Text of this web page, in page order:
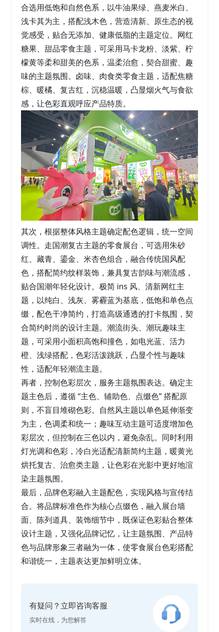
合选用低饱和自然色系，以牛油果绿、燕麦米白、
浅卡其为主，搭配浅木色，营造清新、原生态的视
觉感受，贴合无添加、健康低脂的主题定位。网红
糖果、甜品零食主题，可采用马卡龙粉、淡紫、柠
檬黄等柔和甜美的色系，温柔治愈，契合甜蜜、趣
味的主题氛围。卤味、肉食类零食主题，适配焦糖
棕、暖橘、复古红，沉稳温暖，凸显烟火气与食欲
感，让色彩直观呼应产品特质。
其次， 根据整体风格主题确定配色逻辑，统一空间
调性。走国潮复古主题的零食展台，可选用朱砂
红、藏青、鎏金、米杏色组合，融合传统国风配
色，搭配简约纹样装饰，兼具复古韵味与潮流感，
贴合国潮年轻化设计。极简 ins 风、清新网红主
题，以纯白、浅灰、雾霾蓝为基底，低饱和单色点
缀，配色干净简约，打造高级通透的打卡氛围，契
合简约时尚的设计主题。潮流街头、潮玩趣味主
题，可采用小面积高饱和撞色，如电光蓝、活力
橙、浅绿搭配，色彩活泼跳跃，凸显个性与趣味
性，适配年轻潮流主题。
再者， 控制色彩层次，服务主题氛围表达。确定主
题主色后，遵循 “主色、辅助色、点缀色” 搭配原
则，不盲目堆砌色彩。自然风主题以单色延伸渐变
为主，色调柔和统一；趣味互动主题可适度增加色
彩层次，但控制在三色以内，避免杂乱。同时利用
灯光调和色彩，冷白光适配清新简约主题，暖黄光
烘托复古、治愈类主题，让色彩在光影中更好地渲
染主题氛围。
最后， 品牌色彩融入主题配色，实现风格与宣传结
合。将品牌标准色作为核心点缀色，融入展台墙
面、陈列道具、装饰细节中，既保证色彩贴合整体
设计主题，又强化品牌记忆，让主题氛围、产品特
色与品牌形象三者融为一体，使零食展台色彩搭配
和谐统一，主题表达更加鲜明立体。
有疑问？立即咨询客服
实时在线，为您解答